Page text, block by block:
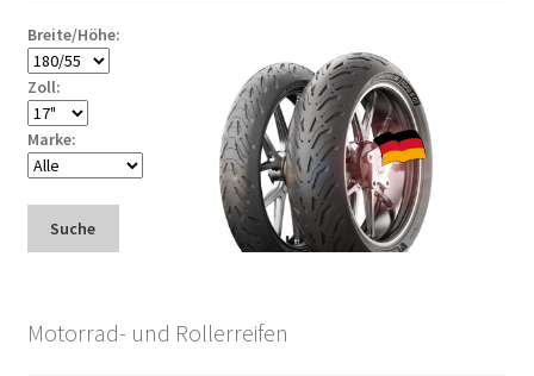
Breite/Höhe:
Zoll:
Marke:
Suche
Motorrad- und Rollerreifen